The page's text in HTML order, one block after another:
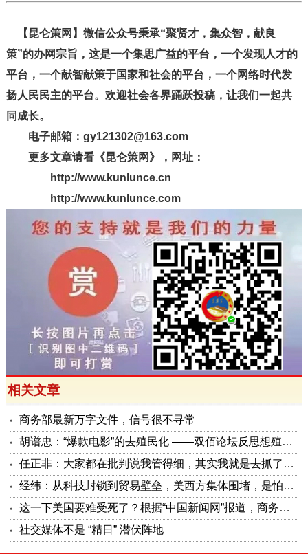
【昆仑策网】微信公众号秉承“聚贤才，集众智，献良
策”的办网宗旨，这是一个集思广益的平台，一个发现人才的
平台，一个献智献策于国家和社会的平台，一个网络时代发
扬人民民主的平台。欢迎社会各界踊跃投稿，让我们一起共
同成长。
电子邮箱：gy121302@163.com
更多文章请看《昆仑策网》，网址：
http://www.kunlunce.cn
http://www.kunlunce.com
相关文章
商务部最新万字文件，信号很不寻常
胡谱忠：“爆款电影”的去殖民化 ——双佰论坛反思想殖民系列报告之五
任正非：大家都在批判说我管得细，其实我就是去抓了一些点激活原有政策这潭水
经纬：从科技封锁到贸易壁垒，美西方集体围堵，是怕被砸了金饭碗
这一下美国要难受死了？根据“中国新闻网”报道，商务部公布了5项对美反制措施，可谓是招招击准美国要害！
社交媒体不是 “精日” 潜伏阵地